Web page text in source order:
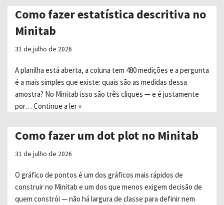
Como fazer estatística descritiva no
Minitab
31 de julho de 2026
A planilha está aberta, a coluna tem 480 medições e a pergunta
é a mais simples que existe: quais são as medidas dessa
amostra? No Minitab isso são três cliques — e é justamente
por… Continue a ler »
Como fazer um dot plot no Minitab
31 de julho de 2026
O gráfico de pontos é um dos gráficos mais rápidos de
construir no Minitab e um dos que menos exigem decisão de
quem constrói — não há largura de classe para definir nem